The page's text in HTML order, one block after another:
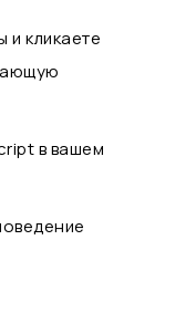
и кликаете
в вашем